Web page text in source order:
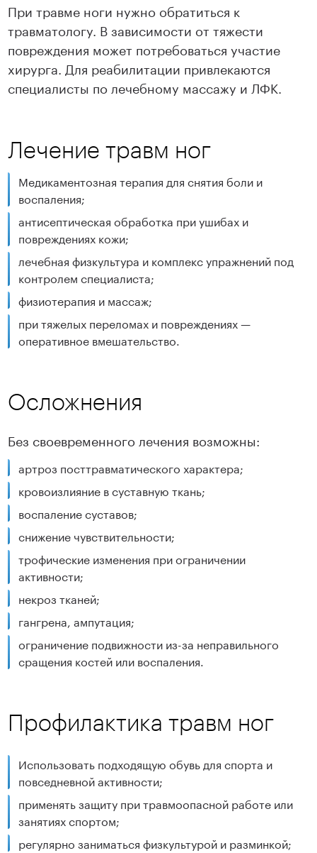
При травме ноги нужно обратиться к
травматологу. В зависимости от тяжести
повреждения может потребоваться участие
хирурга. Для реабилитации привлекаются
специалисты по лечебному массажу и ЛФК.
Лечение травм ног
Медикаментозная терапия для снятия боли и
воспаления;
антисептическая обработка при ушибах и
повреждениях кожи;
лечебная физкультура и комплекс упражнений под
контролем специалиста;
физиотерапия и массаж;
при тяжелых переломах и повреждениях —
оперативное вмешательство.
Осложнения
Без своевременного лечения возможны:
артроз посттравматического характера;
кровоизлияние в суставную ткань;
воспаление суставов;
снижение чувствительности;
трофические изменения при ограничении
активности;
некроз тканей;
гангрена, ампутация;
ограничение подвижности из-за неправильного
сращения костей или воспаления.
Профилактика травм ног
Использовать подходящую обувь для спорта и
повседневной активности;
применять защиту при травмоопасной работе или
занятиях спортом;
регулярно заниматься физкультурой и разминкой;